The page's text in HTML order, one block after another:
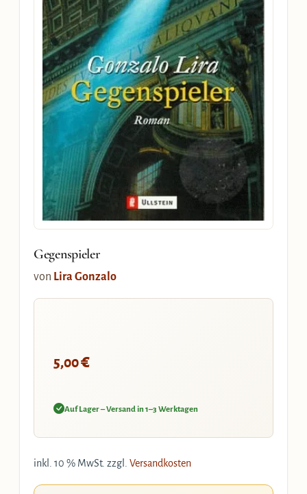
Gegenspieler
von Lira Gonzalo
5,00€
Auf Lager – Versand in 1–3 Werktagen
inkl. 10 % MwSt. zzgl. Versandkosten